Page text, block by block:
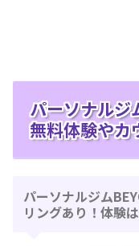
パーソナルジ
無料体験やカ
パーソナルジム
リングあり！体験